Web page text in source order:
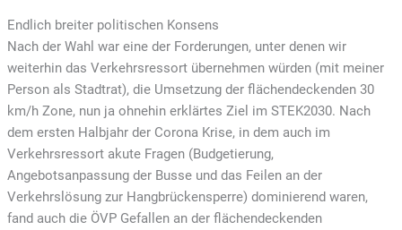
Endlich breiter politischen Konsens
Nach der Wahl war eine der Forderungen, unter denen wir
weiterhin das Verkehrsressort übernehmen würden (mit meiner
Person als Stadtrat), die Umsetzung der flächendeckenden 30
km/h Zone, nun ja ohnehin erklärtes Ziel im STEK2030. Nach
dem ersten Halbjahr der Corona Krise, in dem auch im
Verkehrsressort akute Fragen (Budgetierung,
Angebotsanpassung der Busse und das Feilen an der
Verkehrslösung zur Hangbrückensperre) dominierend waren,
fand auch die ÖVP Gefallen an der flächendeckenden